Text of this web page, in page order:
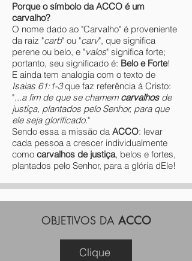
Porque o símbolo da ACCO é um
carvalho?
O nome dado ao "Carvalho" é proveniente
da raiz "carb" ou "carv", que significa
perene ou belo, e "valos" significa forte;
portanto, seu significado é: Belo e Forte!
E ainda tem analogia com o texto de
Isaias 61:1-3que faz referência à Cristo:
"...a fim de que se chamem carvalhos de
justiça, plantados pelo Senhor, para que
ele seja glorificado."
Sendo essa a missão da ACCO: levar
cada pessoa a crescer individualmente
como carvalhos de justiça, belos e fortes,
plantados pelo Senhor, para a glória dEle!
OBJETIVOS DA ACCO
Clique